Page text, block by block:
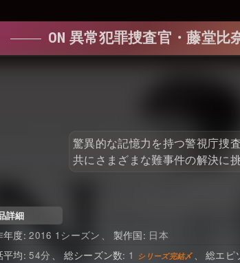
ON 異常犯罪捜査官・藤堂比
驚異的な記憶力を持つ警視庁捜
共にさまざまな難事件の解決に挑
詳細
2016 1シーズン
日本
54
1